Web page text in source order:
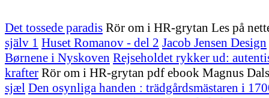
Det tossede paradis Rör om i HR-grytan Les på
själv 1 Huset Romanov - del 2 Jacob Jensen Design
Børnene i Nyskoven Rejseholdet rykker ud:
krafter Rör om i HR-grytan pdf ebook Magnus
sjæl Den osynliga handen : trädgårdsmästaren i